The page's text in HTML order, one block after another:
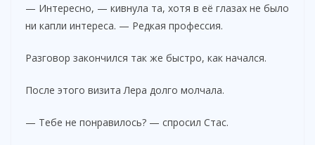
— Интересно, — кивнула та, хотя в её глазах не было
ни капли интереса. — Редкая профессия.
Разговор закончился так же быстро, как начался.
После этого визита Лера долго молчала.
— Тебе не понравилось? — спросил Стас.